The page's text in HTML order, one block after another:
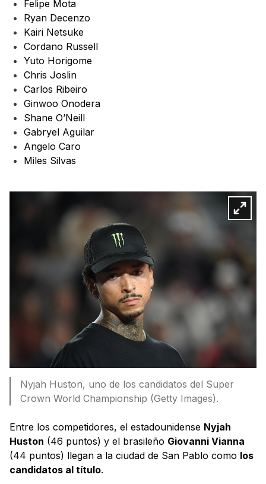
Felipe Mota
Ryan Decenzo
Kairi Netsuke
Cordano Russell
Yuto Horigome
Chris Joslin
Carlos Ribeiro
Ginwoo Onodera
Shane O’Neill
Gabryel Aguilar
Angelo Caro
Miles Silvas
Nyjah Huston, uno de los candidatos del Super
Crown World Championship (Getty Images).
Entre los competidores, el estadounidense Nyjah
Huston (46 puntos) y el brasileño Giovanni Vianna
(44 puntos) llegan a la ciudad de San Pablo como los
candidatos al título.